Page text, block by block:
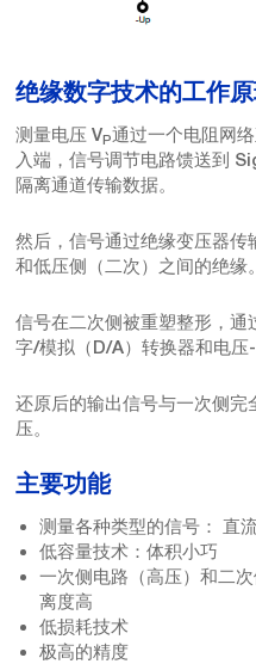
绝缘数字技术的工作
测量电压 VP通过一个电阻网
入端，信号调节电路馈送到
隔离通道传输数据。
然后，信号通过绝缘变压器传
和低压侧（二次）之间的绝缘。
信号在二次侧被重塑整形，通
字/模拟（D/A）转换器和电压
还原后的输出信号与一次侧
压。
主要功能
测量各种类型的信号： 直
低容量技术：体积小巧
一次侧电路（高压）和二
离度高
低损耗技术
极高的精度